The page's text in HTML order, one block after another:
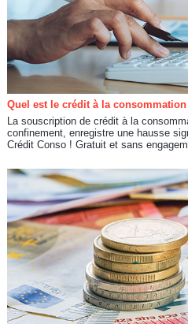
Quel est le crédit à la
La souscription de crédit à la
confinement, enregistre une hausse
Crédit Conso ! Gratuit et sans